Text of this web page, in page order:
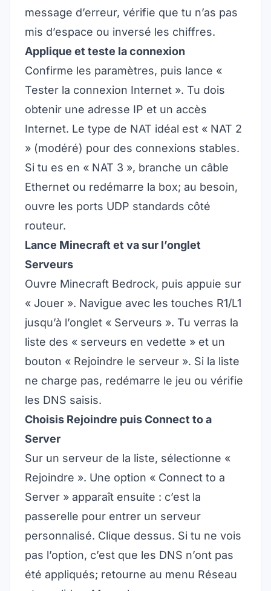
message d’erreur, vérifie que tu n’as pas
mis d’espace ou inversé les chiffres.
Applique et teste la connexion
Confirme les paramètres, puis lance «
Tester la connexion Internet ». Tu dois
obtenir une adresse IP et un accès
Internet. Le type de NAT idéal est « NAT 2
» (modéré) pour des connexions stables.
Si tu es en « NAT 3 », branche un câble
Ethernet ou redémarre la box; au besoin,
ouvre les ports UDP standards côté
routeur.
Lance Minecraft et va sur l’onglet
Serveurs
Ouvre Minecraft Bedrock, puis appuie sur
« Jouer ». Navigue avec les touches R1/L1
jusqu’à l’onglet « Serveurs ». Tu verras la
liste des « serveurs en vedette » et un
bouton « Rejoindre le serveur ». Si la liste
ne charge pas, redémarre le jeu ou vérifie
les DNS saisis.
Choisis Rejoindre puis Connect to a
Server
Sur un serveur de la liste, sélectionne «
Rejoindre ». Une option « Connect to a
Server » apparaît ensuite : c’est la
passerelle pour entrer un serveur
personnalisé. Clique dessus. Si tu ne vois
pas l’option, c’est que les DNS n’ont pas
été appliqués; retourne au menu Réseau